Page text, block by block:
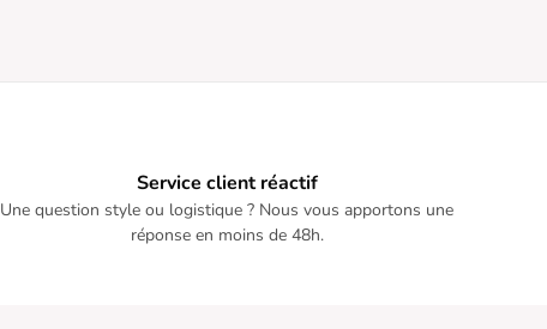
Service client réactif
Une question style ou logistique ? Nous vous apportons une
réponse en moins de 48h.